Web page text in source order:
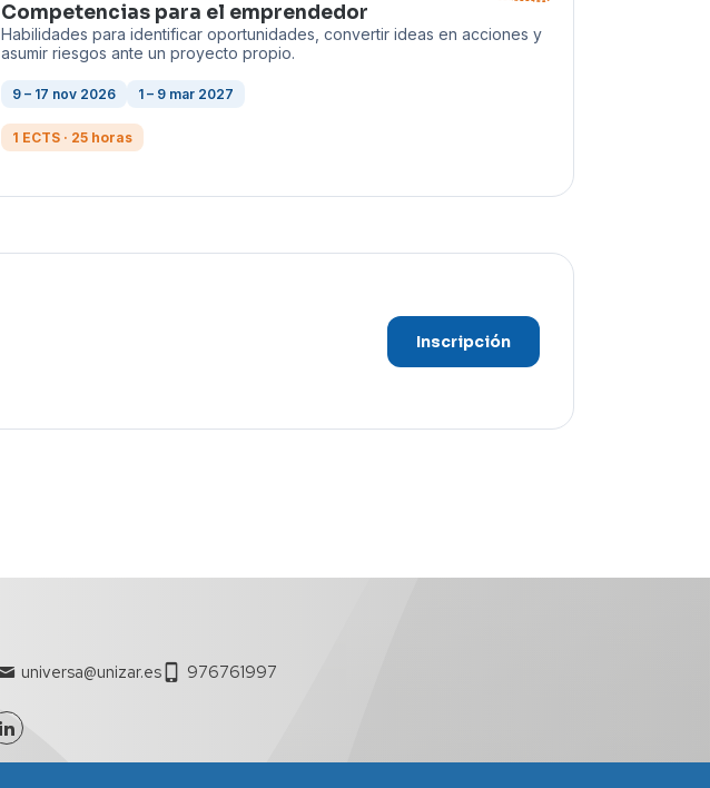
Competencias para el emprendedor
Habilidades para identificar oportunidades, convertir ideas en acciones y
asumir riesgos ante un proyecto propio.
9 – 17 nov 2026 1 – 9 mar 2027
1 ECTS · 25 horas
Inscripción
universa@unizar.es 976761997